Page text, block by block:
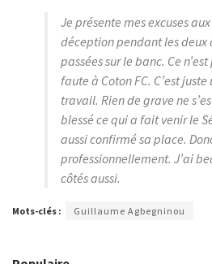
Je présente mes excuses
déception pendant les deux
passées sur le banc. Ce
faute à Coton FC. C’est
travail. Rien de grave ne
blessé ce qui a fait venir le
aussi confirmé sa place.
professionnellement. J’ai
côtés aussi.
Mots-clés : Guillaume Agbegninou